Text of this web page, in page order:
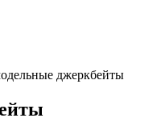
джеркбейты